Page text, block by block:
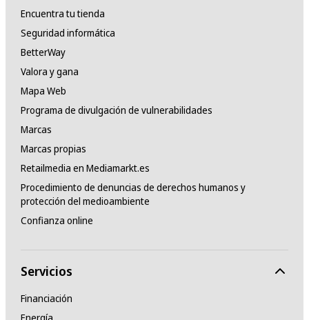
Encuentra tu tienda
Seguridad informática
BetterWay
Valora y gana
Mapa Web
Programa de divulgación de vulnerabilidades
Marcas
Marcas propias
Retailmedia en Mediamarkt.es
Procedimiento de denuncias de derechos humanos y
protección del medioambiente
Confianza online
Servicios
Financiación